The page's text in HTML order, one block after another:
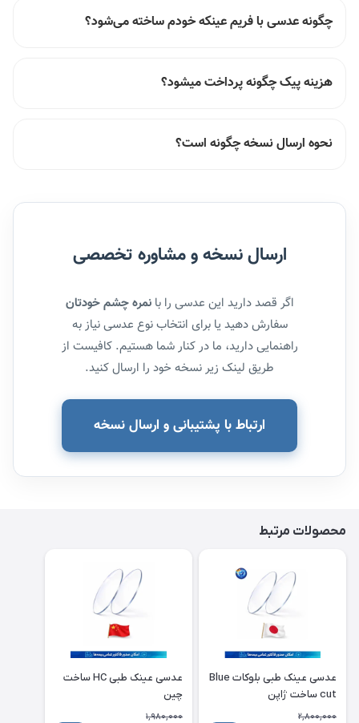
چگونه عدسی با فریم عینکه خودم ساخته می‌شود؟
هزینه پیک چگونه پرداخت میشود؟
نحوه ارسال نسخه چگونه است؟
ارسال نسخه و مشاوره تخصصی
اگر قصد دارید این عدسی را بانمره چشم خودتان
سفارش دهید یا برای انتخاب نوع عدسی نیاز به
راهنمایی دارید، ما در کنار شما هستیم. کافیست از
طریق لینک زیر نسخه خود را ارسال کنید.
ارتباط با پشتیبانی و ارسال نسخه
محصولات مرتبط
عدسی عینک طبی بلوکات Blue
cut ساخت ژاپن
2,800,000
عدسی عینک طبی HC ساخت
چین
1,980,000